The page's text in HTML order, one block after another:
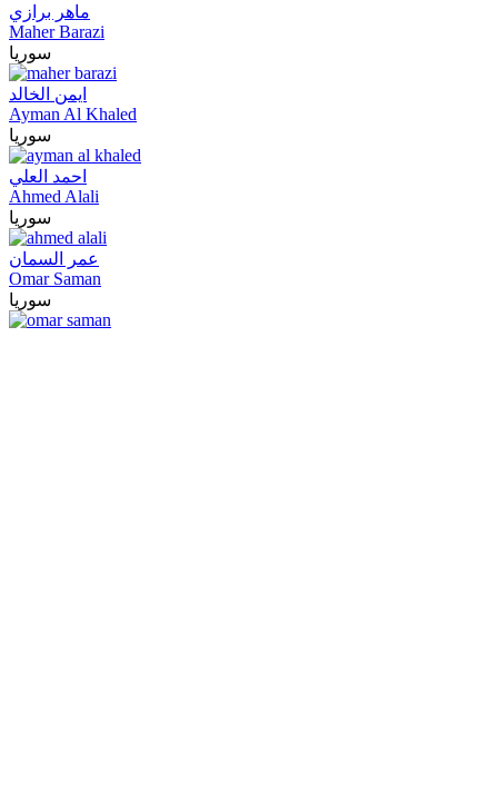
ماهر برازي
Maher Barazi
سوريا
ايمن الخالد
Ayman Al Khaled
سوريا
احمد العلي
Ahmed Alali
سوريا
عمر السمان
Omar Saman
سوريا